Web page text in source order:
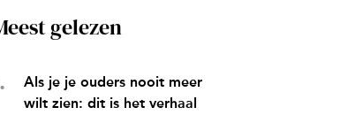
gelezen
Als je je ouders nooit meer
wilt zien: dit is het verhaal